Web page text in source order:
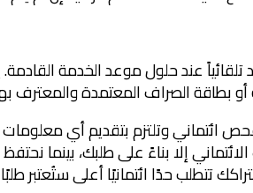
عند حلول موعد الخدمة
بطاقة الصراف المعتمدة والمعترف
ائتماني وتلتزم بتقديم أي
إلا بناءً على طلبك، بينما
تتطلب حدًا ائتمانيًا أعلى ستُعتبر طلبًا